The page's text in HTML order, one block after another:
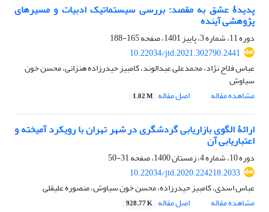
پدیدۀ عشق به مقصد: بررسی سیستماتیک ادبیات و مسیرهای
پژوهشی آینده
دوره 11، شماره 3، پاییز 1401، صفحه
165-188
10.22034/jtd.2021.302790.2441
عباس فلاح نژاد، محمدعلی عبدالوند، کامبیز حیدرزاده هنزانی، محسن خون
سیاوش
مشاهده مقاله
اصل مقاله 1.02 M
ارائۀ الگوی بازاریابی گردشگری در شهر تهران با رویکرد آمیخته و
اعتباریابی آن
دوره 10، شماره 4، زمستان 1400، صفحه
31-50
10.22034/jtd.2020.224218.2033
عباس اسدی، کامبیز حیدرزاده، محسن خون سیاوش، منصوره علیقلی
مشاهده مقاله
اصل مقاله 928.77 K